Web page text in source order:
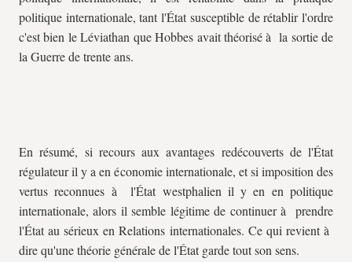
politique internationale, tant l'État susceptible de rétablir l'ordre
c'est bien le Léviathan que Hobbes avait théorisé à la sortie de
la Guerre de trente ans.
En résumé, si recours aux avantages redécouverts de l'État
régulateur il y a en économie internationale, et si imposition des
vertus reconnues à l'État westphalien il y en en politique
internationale, alors il semble légitime de continuer à prendre
l'État au sérieux en Relations internationales. Ce qui revient à
dire qu'une théorie générale de l'État garde tout son sens.